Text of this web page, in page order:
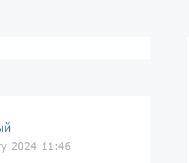
2024 11:46